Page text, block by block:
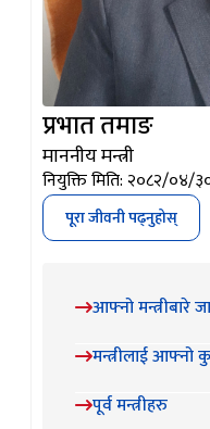
प्रभात तमाङ
माननीय मन्त्री
नियुक्ति मिति: २०८२/०४/
पूरा जीवनी पढ्नुहोस्
आफ्नो मन्त्रीबारे
मन्त्रीलाई आफ्नो
पूर्व मन्त्रीहरु